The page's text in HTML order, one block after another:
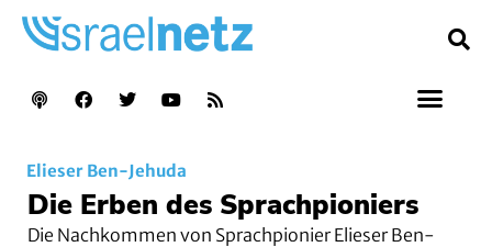
Elieser Ben-Jehuda
Die Erben des Sprachpioniers
Die Nachkommen von Sprachpionier Elieser Ben-